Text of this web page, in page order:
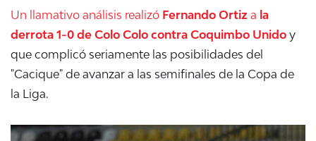
Un llamativo análisis realizó Fernando Ortiz a la
derrota 1-0 de Colo Colo contra Coquimbo Unido y
que complicó seriamente las posibilidades del
"Cacique" de avanzar a las semifinales de la Copa de
la Liga.